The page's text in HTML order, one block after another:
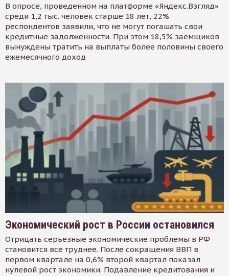
В опросе, проведенном на платформе «Яндекс.Взгляд»
среди 1,2 тыс. человек старше 18 лет, 22%
респондентов заявили, что не могут погашать свои
кредитные задолженности. При этом 18,5% заемщиков
вынуждены тратить на выплаты более половины своего
ежемесячного доход
Экономический рост в России остановился
Отрицать серьезные экономические проблемы в РФ
становится все труднее. После сокращения ВВП в
первом квартале на 0,6% второй квартал показал
нулевой рост экономики. Подавление кредитования и